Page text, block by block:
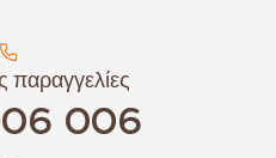
παραγγελίες
006